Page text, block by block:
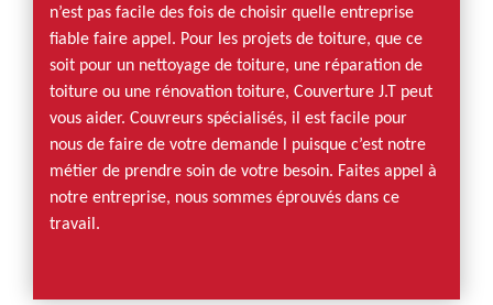
n’est pas facile des fois de choisir quelle entreprise
fiable faire appel. Pour les projets de toiture, que ce
soit pour un nettoyage de toiture, une réparation de
toiture ou une rénovation toiture, Couverture J.T peut
vous aider. Couvreurs spécialisés, il est facile pour
nous de faire de votre demande l puisque c’est notre
métier de prendre soin de votre besoin. Faites appel à
notre entreprise, nous sommes éprouvés dans ce
travail.